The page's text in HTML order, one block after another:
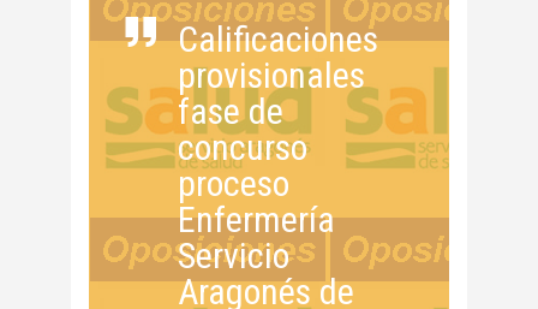
Calificaciones
provisionales
fase de
concurso
proceso
Enfermería
Servicio
Aragonés de